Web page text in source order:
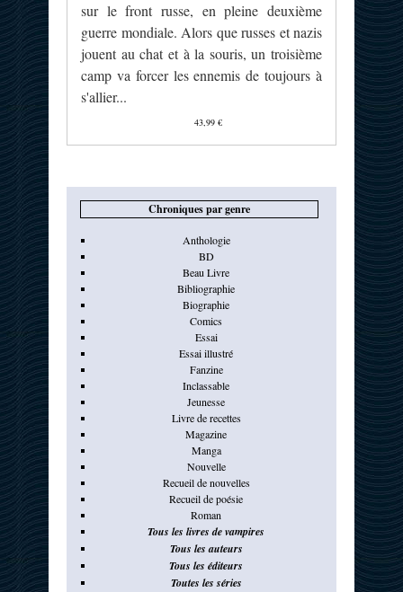
sur le front russe, en pleine deuxième
guerre mondiale. Alors que russes et nazis
jouent au chat et à la souris, un troisième
camp va forcer les ennemis de toujours à
s'allier...
43,99 €
Chroniques par genre
Anthologie
BD
Beau Livre
Bibliographie
Biographie
Comics
Essai
Essai illustré
Fanzine
Inclassable
Jeunesse
Livre de recettes
Magazine
Manga
Nouvelle
Recueil de nouvelles
Recueil de poésie
Roman
Tous les livres de vampires
Tous les auteurs
Tous les éditeurs
Toutes les séries